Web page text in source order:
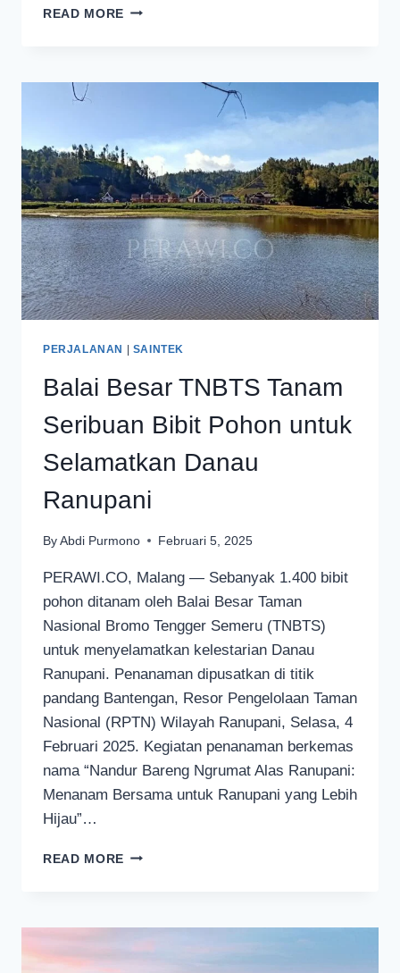
READ MORE KALI
SEMERU
BATAS
WAKTU
PERJALANAN SAINTEK
Balai Besar TNBTS Tanam
Seribuan Bibit Pohon untuk
Selamatkan Danau
Ranupani
By Abdi Purmono Februari 5, 2025
PERAWI.CO, Malang — Sebanyak 1.400 bibit
pohon ditanam oleh Balai Besar Taman
Nasional Bromo Tengger Semeru (TNBTS)
untuk menyelamatkan kelestarian Danau
Ranupani. Penanaman dipusatkan di titik
pandang Bantengan, Resor Pengelolaan Taman
Nasional (RPTN) Wilayah Ranupani, Selasa, 4
Februari 2025. Kegiatan penanaman berkemas
nama “Nandur Bareng Ngrumat Alas Ranupani:
Menanam Bersama untuk Ranupani yang Lebih
Hijau”…
READ MORE BALAI
SERIBUAN